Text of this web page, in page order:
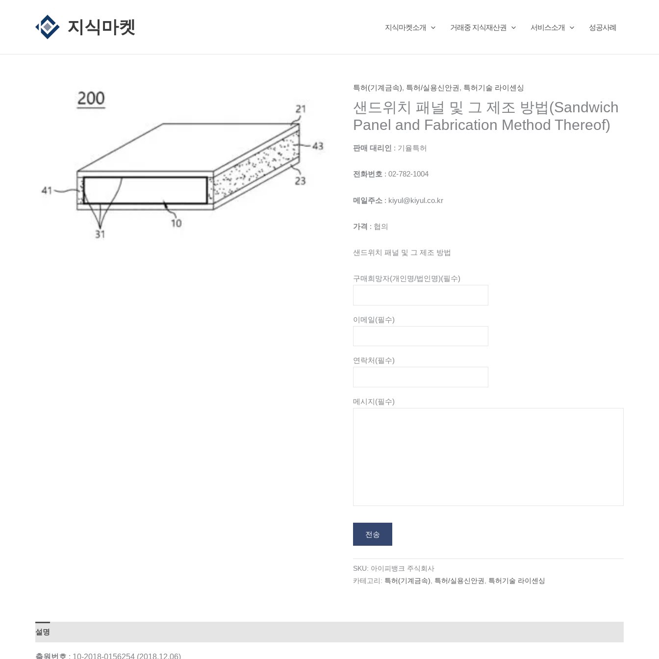
지식마켓 지식마켓소개 거래중 지식재산권 서비스소개 성공사례
특허(기계금속), 특허/실용신안권, 특허기술 라이센싱
샌드위치 패널 및 그 제조 방법(Sandwich
Panel and Fabrication Method Thereof)
판매 대리인 : 기율특허
전화번호 : 02-782-1004
메일주소 : kiyul@kiyul.co.kr
가격 : 협의
샌드위치 패널 및 그 제조 방법
구매희망자(개인명/법인명)(필수)
이메일(필수)
연락처(필수)
메시지(필수)
전송
SKU: 아이피뱅크 주식회사
카테고리: 특허(기계금속), 특허/실용신안권 , 특허기술 라이센싱
설명
출원번호 : 10-2018-0156254 (2018.12.06)